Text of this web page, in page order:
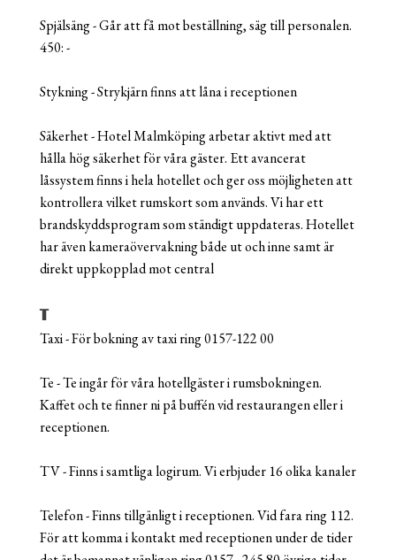
Spjälsäng - Går att få mot beställning, säg till personalen.
450: -
Stykning - Strykjärn finns att låna i receptionen
Säkerhet - Hotel Malmköping arbetar aktivt med att
hålla hög säkerhet för våra gäster. Ett avancerat
låssystem finns i hela hotellet och ger oss möjligheten att
kontrollera vilket rumskort som används. Vi har ett
brandskyddsprogram som ständigt uppdateras. Hotellet
har även kameraövervakning både ut och inne samt är
direkt uppkopplad mot central
T
Taxi - För bokning av taxi ring 0157-122 00
Te - Te ingår för våra hotellgäster i rumsbokningen.
Kaffet och te finner ni på buffén vid restaurangen eller i
receptionen.
TV - Finns i samtliga logirum. Vi erbjuder 16 olika kanaler
Telefon - Finns tillgänligt i receptionen. Vid fara ring 112.
För att komma i kontakt med receptionen under de tider